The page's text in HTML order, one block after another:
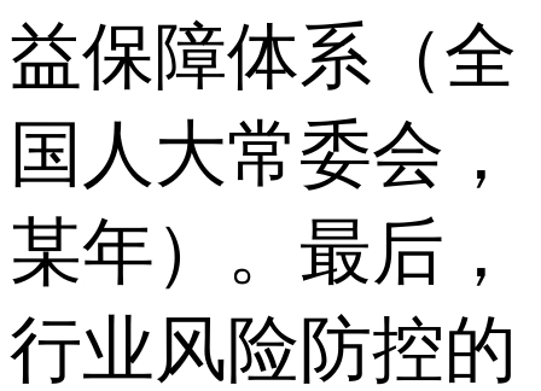
益保障体系（全
国人大常委会，
某年）。最后，
行业风险防控的